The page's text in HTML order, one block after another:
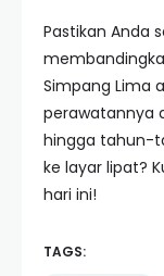
Pastikan Anda
Simpang Lima
perawatannya
hingga tahun-
ke layar lipat?
hari ini!
TAGS: